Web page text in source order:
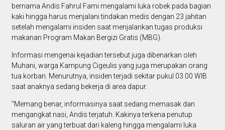
bernama Andis Fahrul Fami mengalami luka robek pada bagian
kaki hingga harus menjalani tindakan medis dengan 23 jahitan
setelah mengalami insiden saat menjalankan tugas produksi
makanan Program Makan Bergizi Gratis (MBG).
Informasi mengenai kejadian tersebut juga dibenarkan oleh
Muhani, warga Kampung Cigeulis yang juga merupakan orang
tua korban. Menurutnya, insiden terjadi sekitar pukul 03.00 WIB
saat anaknya sedang bekerja di area dapur.
"Memang benar, informasinya saat sedang memasak dan
mengangkat nasi, Andis terjatuh. Kakinya terkena penutup
saluran air yang terbuat dari kaleng hingga mengalami luka